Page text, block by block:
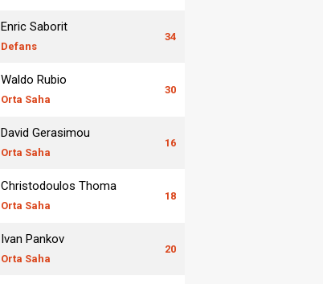
Enric Saborit
Defans
34
Waldo Rubio
Orta Saha
30
David Gerasimou
Orta Saha
16
Christodoulos Thoma
Orta Saha
18
Ivan Pankov
Orta Saha
20